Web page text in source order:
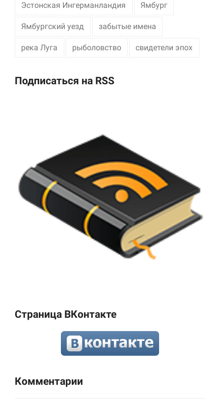
Эстонская Ингерманландия Ямбург
Ямбургский уезд забытые имена
река Луга рыболовство свидетели эпох
Подписаться на RSS
Страница ВКонтакте
Комментарии